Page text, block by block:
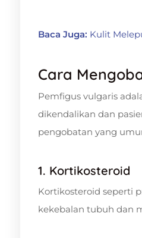
Baca Juga: Kulit
Cara
Pemfigus vulgaris
dikendalikan dan
pengobatan yang
1. Kortikosteroid
Kortikosteroid seperti
kekebalan tubuh dan